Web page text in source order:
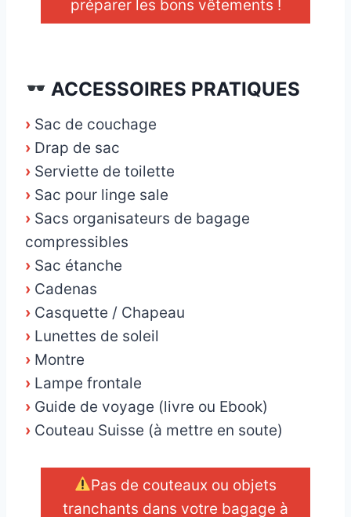
préparer les bons vêtements !
ACCESSOIRES PRATIQUES
› Sac de couchage
› Drap de sac
› Serviette de toilette
› Sac pour linge sale
› Sacs organisateurs de bagage
compressibles
› Sac étanche
› Cadenas
› Casquette / Chapeau
› Lunettes de soleil
› Montre
› Lampe frontale
› Guide de voyage (livre ou Ebook)
› Couteau Suisse (à mettre en soute)
Pas de couteaux ou objets
tranchants dans votre bagage à